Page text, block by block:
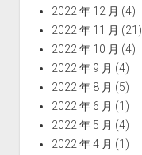
2022 年 12 月 (4)
2022 年 11 月 (21)
2022 年 10 月 (4)
2022 年 9 月 (4)
2022 年 8 月 (5)
2022 年 6 月 (1)
2022 年 5 月 (4)
2022 年 4 月 (1)